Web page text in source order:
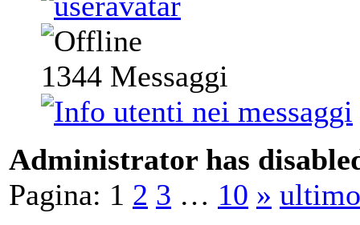
1344 Messaggi
Administrator has
Pagina: 1 2 3 … 10 » ultimo